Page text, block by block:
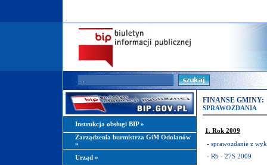
Instrukcja obsługi BIP»
Zarządzenia burmistrza GiM Odolanów
»
Urząd »
FINANSE GMINY:
SPRAWOZDANIA
1. Rok 2009
- sprawozdanie z
- Rb - 27S 2009